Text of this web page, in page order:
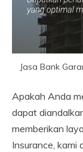
Jasa Bank
Apakah Anda
dapat
memberikan
Insurance, kami